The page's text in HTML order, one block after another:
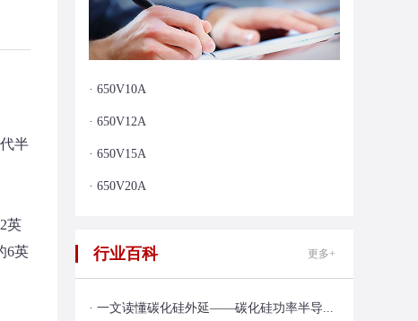
半
英
6英
· 650V10A
· 650V12A
· 650V15A
· 650V20A
行业百科 更多+
· 一文读懂碳化硅外延——碳化硅功率半导...